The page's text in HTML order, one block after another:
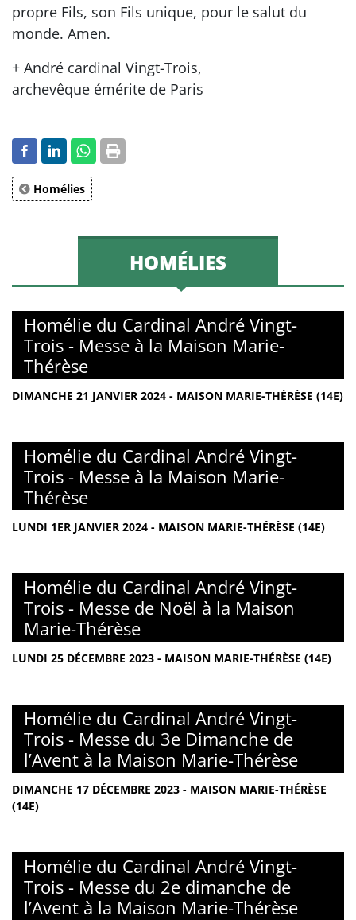
propre Fils, son Fils unique, pour le salut du
monde. Amen.
+ André cardinal Vingt-Trois,
archevêque émérite de Paris
Homélies
HOMÉLIES
Homélie du Cardinal André Vingt-
Trois - Messe à la Maison Marie-
Thérèse
DIMANCHE 21 JANVIER 2024 - MAISON MARIE-THÉRÈSE (14E)
Homélie du Cardinal André Vingt-
Trois - Messe à la Maison Marie-
Thérèse
LUNDI 1ER JANVIER 2024 - MAISON MARIE-THÉRÈSE (14E)
Homélie du Cardinal André Vingt-
Trois - Messe de Noël à la Maison
Marie-Thérèse
LUNDI 25 DÉCEMBRE 2023 - MAISON MARIE-THÉRÈSE (14E)
Homélie du Cardinal André Vingt-
Trois - Messe du 3e Dimanche de
l’Avent à la Maison Marie-Thérèse
DIMANCHE 17 DÉCEMBRE 2023 - MAISON MARIE-THÉRÈSE
(14E)
Homélie du Cardinal André Vingt-
Trois - Messe du 2e dimanche de
l’Avent à la Maison Marie-Thérèse